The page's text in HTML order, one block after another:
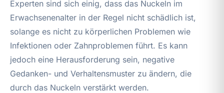
Experten sind sich einig, dass das Nuckeln im
Erwachsenenalter in der Regel nicht schädlich ist,
solange es nicht zu körperlichen Problemen wie
Infektionen oder Zahnproblemen führt. Es kann
jedoch eine Herausforderung sein, negative
Gedanken- und Verhaltensmuster zu ändern, die
durch das Nuckeln verstärkt werden.